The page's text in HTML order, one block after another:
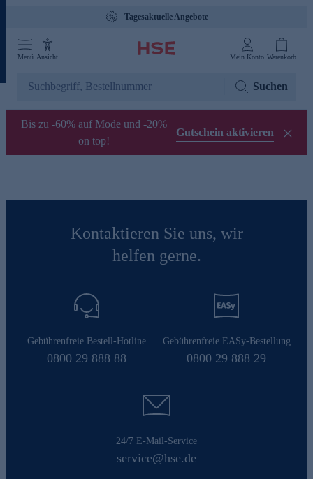
Tagesaktuelle Angebote
Menü Ansicht Mein Konto Warenkorb
Suchen
Bis zu -60% auf Mode und -20%
on top!
Gutschein aktivieren
Kontaktieren Sie uns, wir
helfen gerne.
Gebührenfreie Bestell-Hotline
0800 29 888 88
Gebührenfreie EASy-Bestellung
0800 29 888 29
24/7 E-Mail-Service
service@hse.de